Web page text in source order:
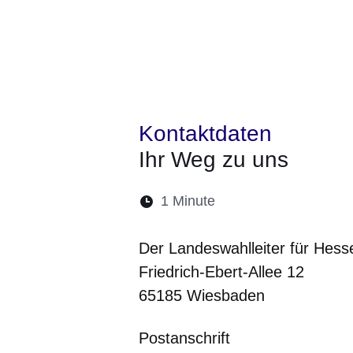
Kontaktdaten
Ihr Weg zu uns
Lesedauer:
1 Minute
Der Landeswahlleiter für
Friedrich-Ebert-Allee 12
65185 Wiesbaden
Postanschrift